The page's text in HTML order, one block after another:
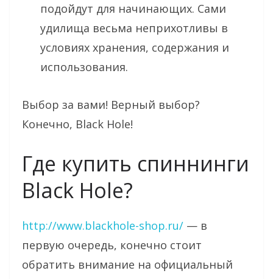
подойдут для начинающих. Сами
удилища весьма неприхотливы в
условиях хранения, содержания и
использования.
Выбор за вами! Верный выбор?
Конечно, Black Hole!
Где купить спиннинги
Black Hole?
http://www.blackhole-shop.ru/ — в
первую очередь, конечно стоит
обратить внимание на официальный